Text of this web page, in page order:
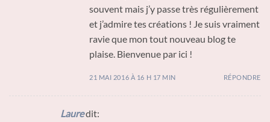
souvent mais j’y passe très régulièrement
et j’admire tes créations ! Je suis vraiment
ravie que mon tout nouveau blog te
plaise. Bienvenue par ici !
21 MAI 2016 À 16 H 17 MIN RÉPONDRE
Lauredit: